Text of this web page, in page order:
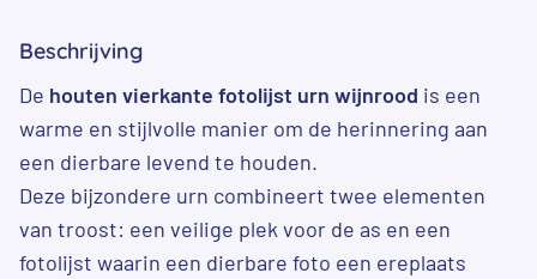
Beschrijving
De houten vierkante fotolijst urn wijnrood is een
warme en stijlvolle manier om de herinnering aan
een dierbare levend te houden.
Deze bijzondere urn combineert twee elementen
van troost: een veilige plek voor de as en een
fotolijst waarin een dierbare foto een ereplaats